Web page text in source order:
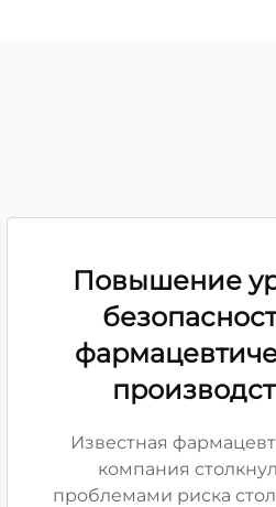
Повышение
Известная
компания
проблемами риска